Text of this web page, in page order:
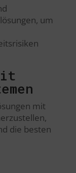
um
mit
die besten